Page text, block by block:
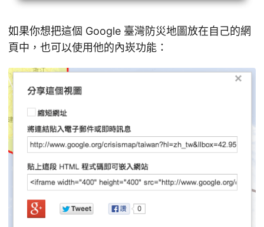
如果你想把這個 Google 臺灣防災地圖放在自己的網
頁中，也可以使用他的內崁功能：